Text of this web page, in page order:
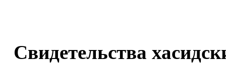
Свидетельства